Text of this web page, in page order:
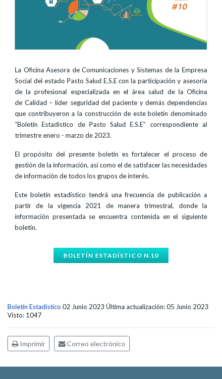
La Oficina Asesora de Comunicaciones y Sistemas de la Empresa
Social del estado Pasto Salud E.S.E con la participación y asesoría
de la profesional especializada en el área salud de la Oficina
de Calidad – líder seguridad del paciente y demás dependencias
que contribuyeron a la construcción de este boletín denominado
“Boletín Estadístico de Pasto Salud E.S.E” correspondiente al
trimestre enero - marzo de 2023.
El propósito del presente boletín es fortalecer el proceso de
gestión de la información, así como el de satisfacer las necesidades
de información de todos los grupos de interés.
Este boletín estadístico tendrá una frecuencia de publicación a
partir de la vigencia 2021 de manera trimestral, donde la
información presentada se encuentra contenida en el siguiente
boletín.
BOLETÍN ESTADÍSTICO N.10
Boletín Estadistico 02 Junio 2023 Última actualización: 05 Junio 2023
Visto: 1047
Imprimir Correo electrónico